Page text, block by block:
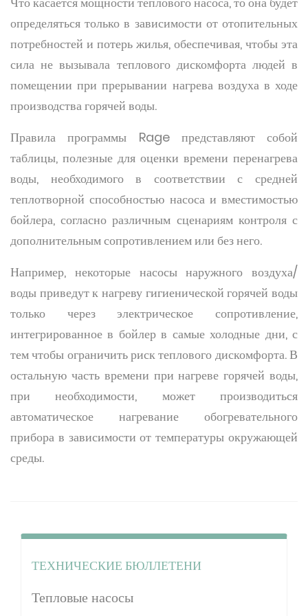
определяться только в зависимости от отопительных
потребностей и потерь жилья, обеспечивая, чтобы эта
сила не вызывала теплового дискомфорта людей в
помещении при прерывании нагрева воздуха в ходе
производства горячей воды.
Правила программы Rage представляют собой
таблицы, полезные для оценки времени перенагрева
воды, необходимого в соответствии с средней
теплотворной способностью насоса и вместимостью
бойлера, согласно различным сценариям контроля с
дополнительным сопротивлением или без него.
Например, некоторые насосы наружного воздуха/
воды приведут к нагреву гигиенической горячей воды
только через электрическое сопротивление,
интегрированное в бойлер в самые холодные дни, с
тем чтобы ограничить риск теплового дискомфорта. В
остальную часть времени при нагреве горячей воды,
при необходимости, может производиться
автоматическое нагревание обогревательного
прибора в зависимости от температуры окружающей
среды.
ТЕХНИЧЕСКИЕ БЮЛЛЕТЕНИ
Тепловые насосы